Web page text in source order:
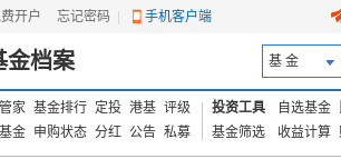
开户 忘记密码 手机客户端
金档案 基 金
家 基金排行 定投 港基 评级
金 申购状态 分红 公告 私募
投资工具 自选基金
基金筛选
收益计算